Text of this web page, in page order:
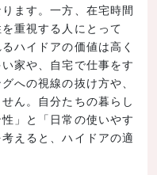
ます。一方、在宅時間
重視する人にとって
ハイドアの価値は高く
家や、自宅で仕事をす
への視線の抜け方や、
ん。自分たちの暮らし
」と「日常の使いやす
えると、ハイドアの適